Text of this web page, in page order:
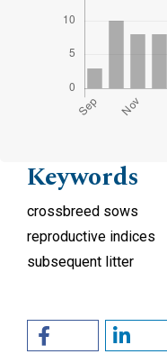
Keywords
crossbreed sows
reproductive indices
subsequent litter